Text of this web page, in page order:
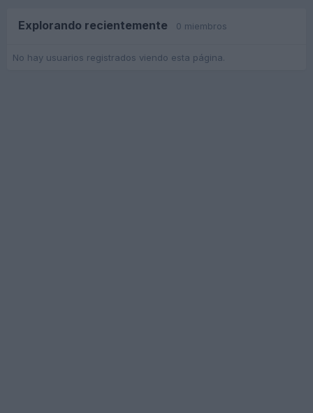
Explorando recientemente 0 miembros
No hay usuarios registrados viendo esta página.